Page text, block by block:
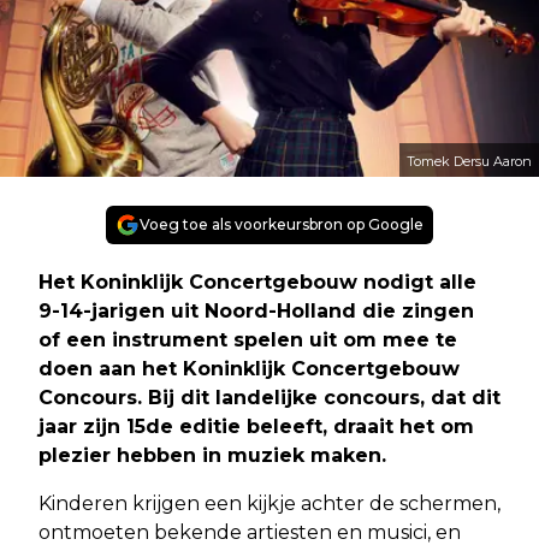
Tomek Dersu Aaron
Voeg toe als voorkeursbron op Google
Het Koninklijk Concertgebouw nodigt alle
9-14-jarigen uit Noord-Holland die zingen
of een instrument spelen uit om mee te
doen aan het Koninklijk Concertgebouw
Concours. Bij dit landelijke concours, dat dit
jaar zijn 15de editie beleeft, draait het om
plezier hebben in muziek maken.
Kinderen krijgen een kijkje achter de schermen,
ontmoeten bekende artiesten en musici, en